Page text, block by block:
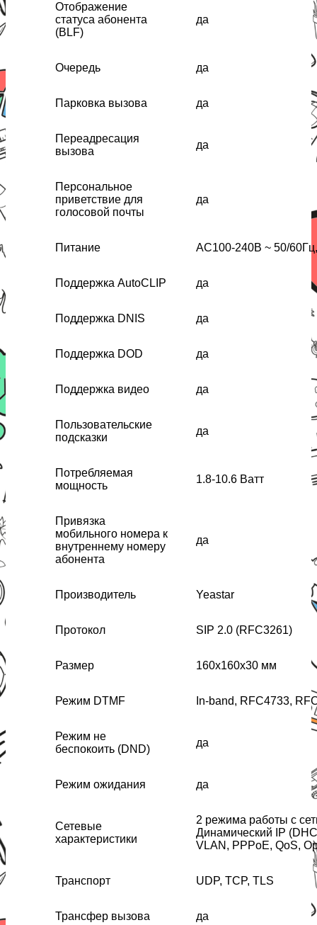
Отображение
статуса абонента
(BLF)
да
Очередь да
Парковка вызова да
Переадресация
вызова
да
Персональное
приветствие для
голосовой почты
да
Питание AC100-240В ~ 50/
Поддержка AutoCLIP да
Поддержка DNIS да
Поддержка DOD да
Поддержка видео да
Пользовательские
подсказки
да
Потребляемая
мощность
1.8-10.6 Ватт
Привязка
мобильного номера к
внутреннему номеру
абонента
да
Производитель Yeastar
Протокол SIP 2.0 (RFC3261)
Размер 160х160х30 мм
Режим DTMF In-band, RFC4733,
Режим не
беспокоить (DND)
да
Режим ожидания да
Сетевые
характеристики
2 режима работы с
Динамический IP
VLAN, PPPoE, QoS,
Транспорт UDP, TCP, TLS
Трансфер вызова да